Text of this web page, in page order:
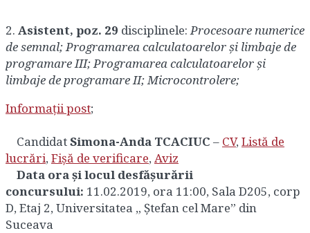
2. Asistent, poz. 29 disciplinele: Procesoare numerice
de semnal; Programarea calculatoarelor şi limbaje de
programare III; Programarea calculatoarelor şi
limbaje de programare II; Microcontrolere;
Informații post;
CandidatSimona-Anda TCACIUC – CV, Listă de
lucrări, Fișă de verificare, Aviz
Data ora și locul desfășurării
concursului: 11.02.2019, ora 11:00, Sala D205, corp
D, Etaj 2, Universitatea „ Ștefan cel Mare” din
Suceava